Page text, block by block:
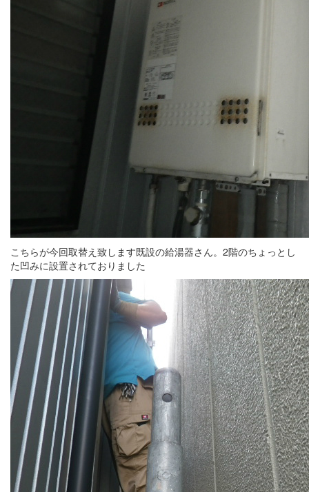
こちらが今回取替え致します既設の給湯器さん。2階のちょっとし
た凹みに設置されておりました